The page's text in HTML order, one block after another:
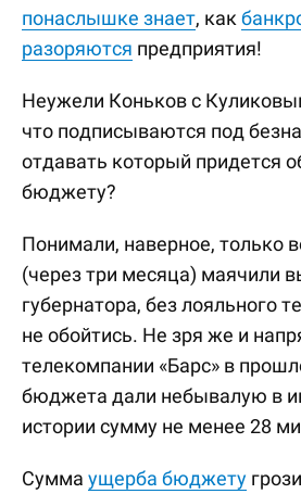
понаслышке знает, как
разоряются предприятия!
Неужели Коньков с
что подписываются под
отдавать который придется
бюджету?
Понимали, наверное, только
(через три месяца) маячили
губернатора, без лояльного
не обойтись. Не зря же и
телекомпании «Барс» в
бюджета дали небывалую в
истории сумму не менее 28
Сумма ущерба бюджету